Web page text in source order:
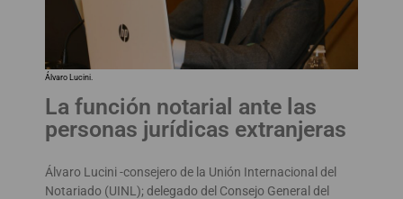
Álvaro Lucini.
La función notarial ante las
personas jurídicas extranjeras
Álvaro Lucini -consejero de la Unión Internacional del
Notariado (UINL); delegado del Consejo General del